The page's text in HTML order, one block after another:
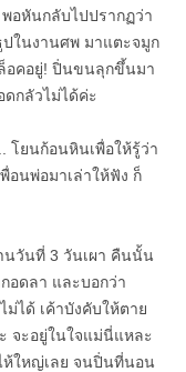
อหันกลับไปปรากฏว่า
ปในงานศพ มาแตะจมูก
อคอยู่! ปิ่นขนลุกขึ้นมา
ดกลัวไม่ได้ค่ะ
โยนก้อนหินเพื่อให้รู้ว่า
อนพ่อมาเล่าให้ฟัง ก็
นวันที่ 3 วันเผา คืนนั้น
อดลา และบอกว่า
ม่ได้ เค้าบังคับให้ตาย
จะอยู่ในใจแม่นี่แหละ
ห้ใหญ่เลย จนปิ่นที่นอน